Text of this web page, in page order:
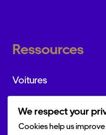
Ressources
Voitures
Actualités
We respect your
Cookies help us